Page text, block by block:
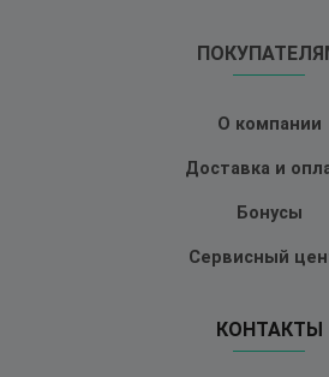
О компании
Доставка и
Бонусы
Сервисный
КОНТАКТЫ